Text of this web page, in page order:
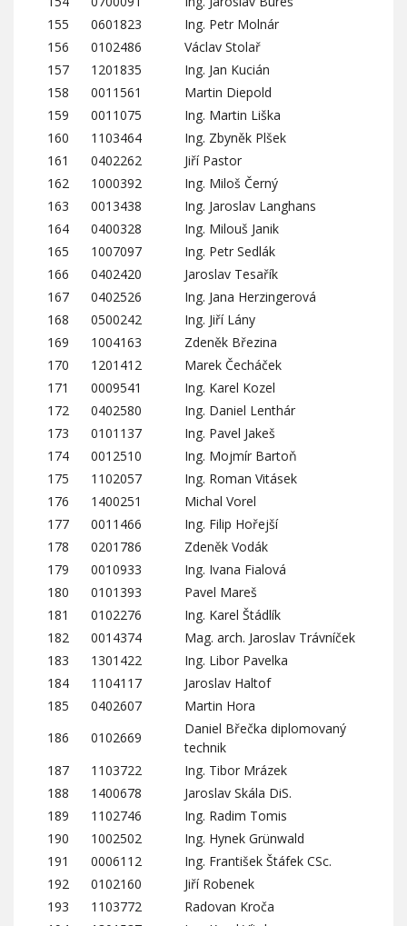
155
0601823
Ing. Petr Molnár
156
0102486
Václav Stolař
157
1201835
Ing. Jan Kucián
158
0011561
Martin Diepold
159
0011075
Ing. Martin Liška
160
1103464
Ing. Zbyněk Plšek
161
0402262
Jiří Pastor
162
1000392
Ing. Miloš Černý
163
0013438
Ing. Jaroslav Langhans
164
0400328
Ing. Milouš Janik
165
1007097
Ing. Petr Sedlák
166
0402420
Jaroslav Tesařík
167
0402526
Ing. Jana Herzingerová
168
0500242
Ing. Jiří Lány
169
1004163
Zdeněk Březina
170
1201412
Marek Čecháček
171
0009541
Ing. Karel Kozel
172
0402580
Ing. Daniel Lenthár
173
0101137
Ing. Pavel Jakeš
174
0012510
Ing. Mojmír Bartoň
175
1102057
Ing. Roman Vitásek
176
1400251
Michal Vorel
177
0011466
Ing. Filip Hořejší
178
0201786
Zdeněk Vodák
179
0010933
Ing. Ivana Fialová
180
0101393
Pavel Mareš
181
0102276
Ing. Karel Štádlík
182
0014374
Mag. arch. Jaroslav Trávníček
183
1301422
Ing. Libor Pavelka
184
1104117
Jaroslav Haltof
185
0402607
Martin Hora
186
0102669
Daniel Břečka diplomovaný
technik
187
1103722
Ing. Tibor Mrázek
188
1400678
Jaroslav Skála DiS.
189
1102746
Ing. Radim Tomis
190
1002502
Ing. Hynek Grünwald
191
0006112
Ing. František Štáfek CSc.
192
0102160
Jiří Robenek
193
1103772
Radovan Kroča